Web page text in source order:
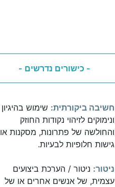
- כישורים נדרשים -
חשיבה ביקורתית: שימוש בהיגיון
ונימוקים לזיהוי נקודות החוזק
והחולשה של פתרונות, מסקנות או
גישות חלופיות לבעיות.
ניטור: ניטור / הערכת ביצועים
עצמית, של אנשים אחרים או של